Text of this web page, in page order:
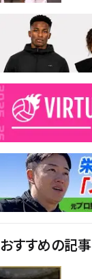
おすすめの記事